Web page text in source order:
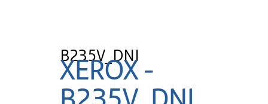
B235V_DNI
XEROX -